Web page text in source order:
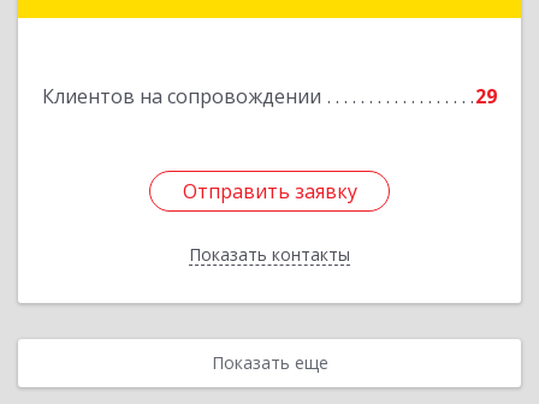
Клиентов на сопровождении 29
Отправить заявку
Показать контакты
Отправить заявку
Назад
Показать еще